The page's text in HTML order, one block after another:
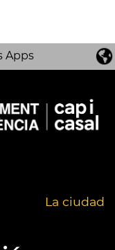
Apps
La ciudad